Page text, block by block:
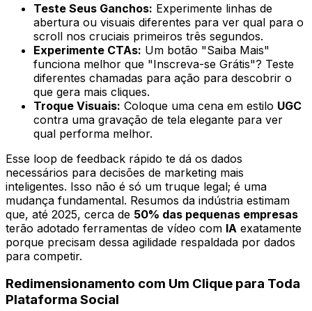
Teste Seus Ganchos: Experimente linhas de
abertura ou visuais diferentes para ver qual para o
scroll nos cruciais primeiros três segundos.
Experimente CTAs: Um botão "Saiba Mais"
funciona melhor que "Inscreva-se Grátis"? Teste
diferentes chamadas para ação para descobrir o
que gera mais cliques.
Troque Visuais: Coloque uma cena em estilo UGC
contra uma gravação de tela elegante para ver
qual performa melhor.
Esse loop de feedback rápido te dá os dados
necessários para decisões de marketing mais
inteligentes. Isso não é só um truque legal; é uma
mudança fundamental. Resumos da indústria estimam
que, até 2025, cerca de 50% das pequenas empresas
terão adotado ferramentas de vídeo com IA exatamente
porque precisam dessa agilidade respaldada por dados
para competir.
Redimensionamento com Um Clique para Toda
Plataforma Social